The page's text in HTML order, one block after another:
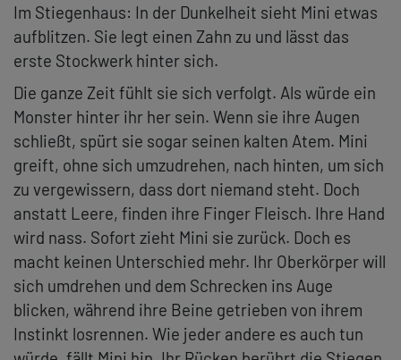
Im Stiegenhaus: In der Dunkelheit sieht Mini etwas
aufblitzen. Sie legt einen Zahn zu und lässt das
erste Stockwerk hinter sich.
Die ganze Zeit fühlt sie sich verfolgt. Als würde ein
Monster hinter ihr her sein. Wenn sie ihre Augen
schließt, spürt sie sogar seinen kalten Atem. Mini
greift, ohne sich umzudrehen, nach hinten, um sich
zu vergewissern, dass dort niemand steht. Doch
anstatt Leere, finden ihre Finger Fleisch. Ihre Hand
wird nass. Sofort zieht Mini sie zurück. Doch es
macht keinen Unterschied mehr. Ihr Oberkörper will
sich umdrehen und dem Schrecken ins Auge
blicken, während ihre Beine getrieben von ihrem
Instinkt losrennen. Wie jeder andere es auch tun